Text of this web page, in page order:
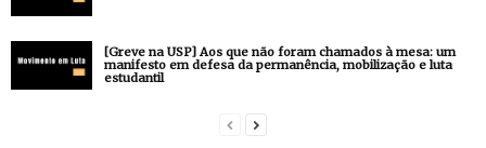
[Greve na USP] Aos que não foram chamados à mesa: um
manifesto em defesa da permanência, mobilização e luta
estudantil